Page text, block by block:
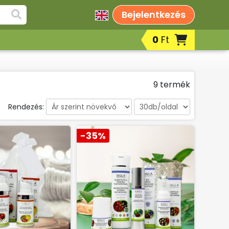
Bejelentkezés
0 Ft
termékek
Fényvédelem/napozás, szolárium
utáni bőrápolási termékek
Korrektorok
Peelingek, arcradírok
Sportkrémek, sportgélek
Testápolók, testkrémek, testápoló
tejek, testvajak, testpeelingek
Babáknak & mamáknak
9 termék
Rendezés:
-35%